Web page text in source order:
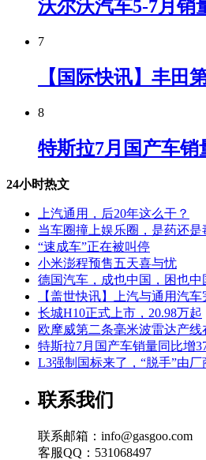
沃尔沃汽车5-7月销
7
【国际快讯】丰田
8
特斯拉7月国产车销
24小时热文
上汽通用，后20年这么干？
当车圈撞上娱乐圈，是药还是
“速成车”正在被叫停
小米澎程预售五天喜与忧
德国汽车，成也中国，困也中
【盖世快讯】上汽与通用汽
长城H10正式上市，20.98万起
欧摩威第二条毫米波雷达产线
特斯拉7月国产车销量同比增
L3强制国标来了，“脱手”由厂
联系我们
联系邮箱：info@gasgoo.com
客服QQ：531068497